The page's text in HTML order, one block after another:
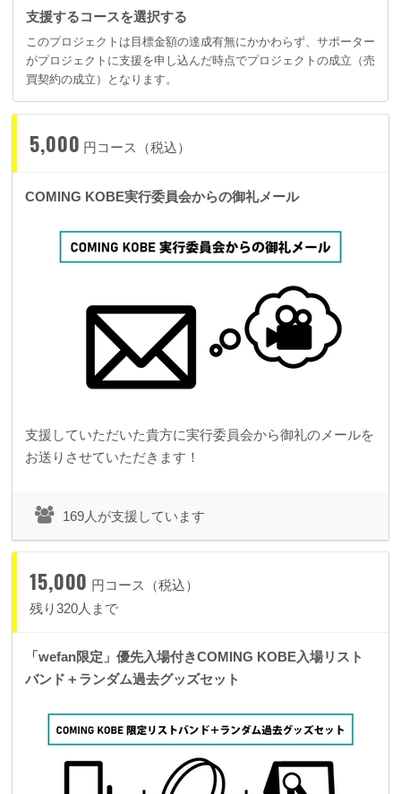
支援するコースを選択する
このプロジェクトは目標金額の達成有無にかかわらず、サポーター
がプロジェクトに支援を申し込んだ時点でプロジェクトの成立（売
買契約の成立）となります。
5,000 円コース（税込）
COMING KOBE実行委員会からの御礼メール
支援していただいた貴方に実行委員会から御礼のメールを
お送りさせていただきます！
169人が支援しています
15,000 円コース（税込）
残り320人まで
「wefan限定」優先入場付きCOMING KOBE入場リスト
バンド＋ランダム過去グッズセット